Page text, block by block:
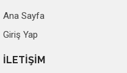
Ana Sayfa
Giriş Yap
İLETİŞİM